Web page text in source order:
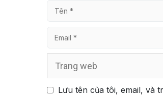
Tên
Email
Lưu tên của tôi, email, và